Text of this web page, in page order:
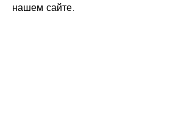
нашем сайте.